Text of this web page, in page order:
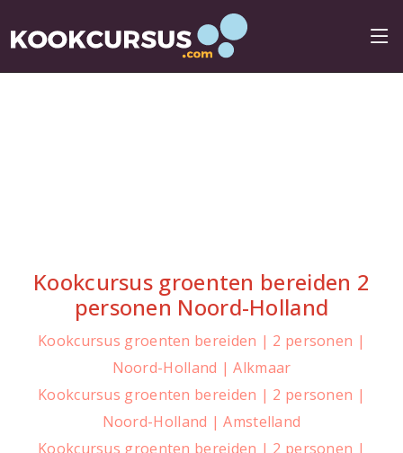
Kookcursus groenten bereiden 2
personen Noord-Holland
Kookcursus groenten bereiden | 2 personen |
Noord-Holland | Alkmaar
Kookcursus groenten bereiden | 2 personen |
Noord-Holland | Amstelland
Kookcursus groenten bereiden | 2 personen |